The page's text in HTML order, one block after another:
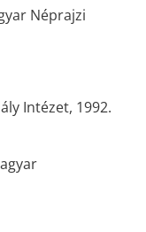
Néprajzi
Intézet, 1992.